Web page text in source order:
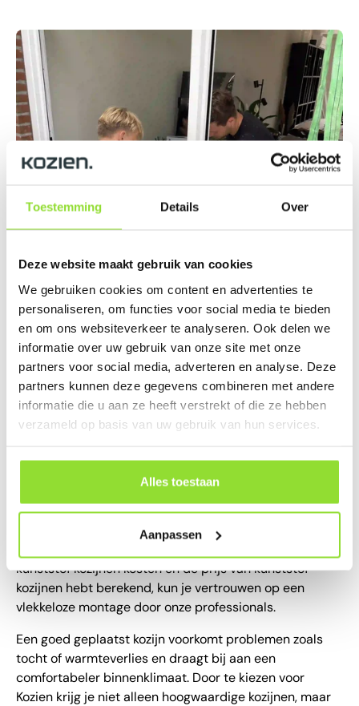
Toestemming Details Over
Deze website maakt gebruik van cookies
We gebruiken cookies om content en advertenties te
personaliseren, om functies voor social media te bieden
en om ons websiteverkeer te analyseren. Ook delen we
informatie over uw gebruik van onze site met onze
partners voor social media, adverteren en analyse. Deze
partners kunnen deze gegevens combineren met andere
informatie die u aan ze heeft verstrekt of die ze hebben
verzameld op basis van uw gebruik van hun services.
Alles toestaan
Aanpassen
Het belang van vakkundige
installatie
Het plaatsen van kunststof kozijnen is een
dat jouw kozijnen perfect wordengeïnstalleerd
essentieel om te profiteren van de voordelen van je
investering, zoals een optimale isolatie en
kunststof kozijnen kosten en de prijs van kunststof
kozijnen hebt berekend, kun je vertrouwen op een
vlekkeloze montage door onze professionals.
Een goed geplaatst kozijn voorkomt problemen zoals
tocht of warmteverlies en draagt bij aan een
comfortabeler binnenklimaat. Door te kiezen voor
Kozien krijg je niet alleen hoogwaardige kozijnen, maar